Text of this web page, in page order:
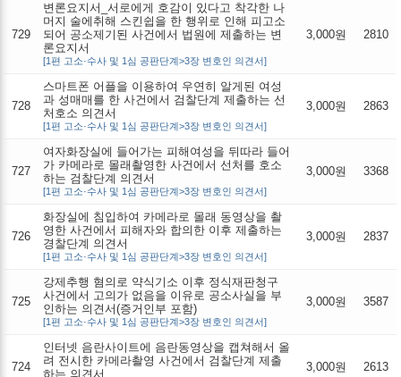
729
변론요지서_서로에게 호감이 있다고 착각한 나
머지 술에취해 스킨쉽을 한 행위로 인해 피고소
되어 공소제기된 사건에서 법원에 제출하는 변
론요지서
[1편 고소·수사 및 1심 공판단계>3장 변호인 의견서]
3,000원 2810
728
스마트폰 어플을 이용하여 우연히 알게된 여성
과 성매매를 한 사건에서 검찰단계 제출하는 선
처호소 의견서
[1편 고소·수사 및 1심 공판단계>3장 변호인 의견서]
3,000원 2863
727
여자화장실에 들어가는 피해여성을 뒤따라 들어
가 카메라로 몰래촬영한 사건에서 선처를 호소
하는 검찰단계 의견서
[1편 고소·수사 및 1심 공판단계>3장 변호인 의견서]
3,000원 3368
726
화장실에 침입하여 카메라로 몰래 동영상을 촬
영한 사건에서 피해자와 합의한 이후 제출하는
경찰단계 의견서
[1편 고소·수사 및 1심 공판단계>3장 변호인 의견서]
3,000원 2837
725
강제추행 혐의로 약식기소 이후 정식재판청구
사건에서 고의가 없음을 이유로 공소사실을 부
인하는 의견서(증거인부 포함)
[1편 고소·수사 및 1심 공판단계>3장 변호인 의견서]
3,000원 3587
724
인터넷 음란사이트에 음란동영상을 캡쳐해서 올
려 전시한 카메라촬영 사건에서 검찰단계 제출
하는 의견서
3,000원 2613